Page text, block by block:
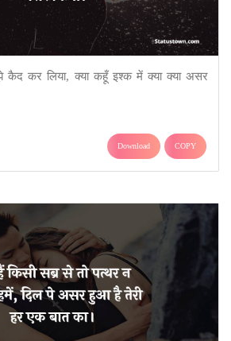
कर लिया, क्या कहूँ इश्क में क्या क्या असर
Download COPY